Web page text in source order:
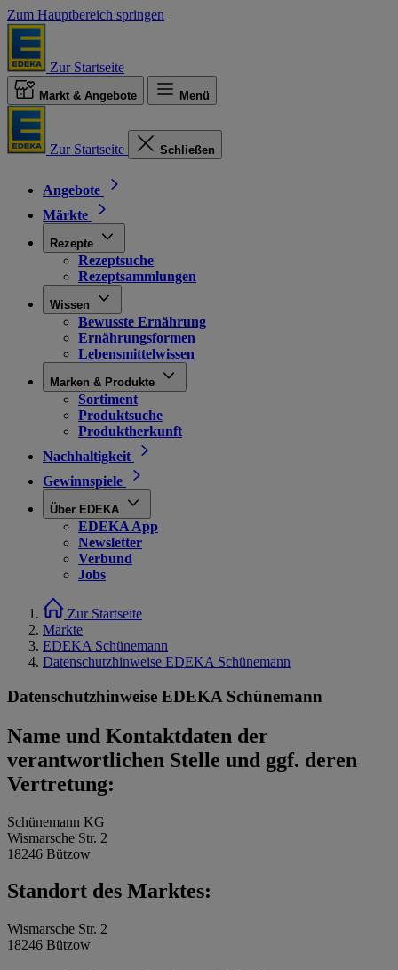
Zum Hauptbereich springen
Zur Startseite
Markt & Angebote Menü
Zur Startseite Schließen
Angebote
Märkte
Rezepte
Rezeptsuche
Rezeptsammlungen
Wissen
Bewusste Ernährung
Ernährungsformen
Lebensmittelwissen
Marken & Produkte
Sortiment
Produktsuche
Produktherkunft
Nachhaltigkeit
Gewinnspiele
Über EDEKA
EDEKA App
Newsletter
Verbund
Jobs
Zur Startseite
Märkte
EDEKA Schünemann
Datenschutzhinweise EDEKA Schünemann
Datenschutzhinweise EDEKA Schünemann
Name und Kontaktdaten der
verantwortlichen Stelle und ggf. deren
Vertretung:
Schünemann KG
Wismarsche Str. 2
18246 Bützow
Standort des Marktes:
Wismarsche Str. 2
18246 Bützow